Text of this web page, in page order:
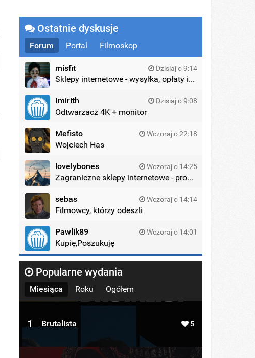
Ostatnie dyskusje
Forum Portal Filmoskop
misfit Dzisiaj o 9:14
Sklepy internetowe - wysyłka, opłaty itd.
Imirith Dzisiaj o 9:08
Odtwarzacz 4K + monitor
Mefisto Wczoraj o 22:18
Wojciech Has
lovelybones Wczoraj o 14:25
Zagraniczne sklepy internetowe - promocje
sebas Wczoraj o 14:14
Filmowcy, którzy odeszli
Pawlik89 Wczoraj o 14:01
Kupię,Poszukuję
Popularne wydania
Miesiąca Roku Ogółem
1 Brutalista 5